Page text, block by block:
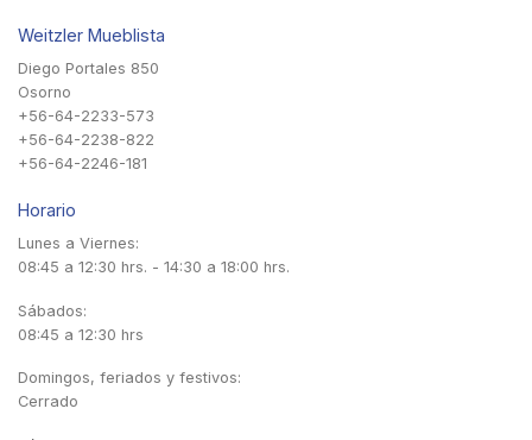
Weitzler Mueblista
Diego Portales 850
Osorno
+56-64-2233-573
+56-64-2238-822
+56-64-2246-181
Horario
Lunes a Viernes:
08:45 a 12:30 hrs. - 14:30 a 18:00 hrs.
Sábados:
08:45 a 12:30 hrs
Domingos, feriados y festivos:
Cerrado